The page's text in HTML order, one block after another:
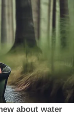
about water